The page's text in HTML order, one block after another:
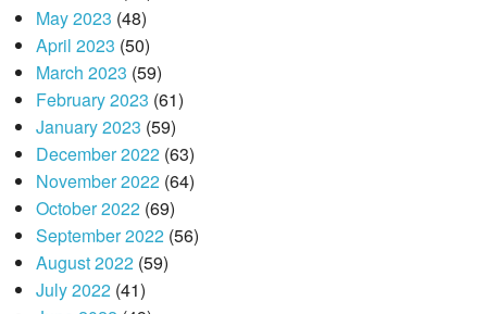
May 2023 (48)
April 2023 (50)
March 2023 (59)
February 2023 (61)
January 2023 (59)
December 2022(63)
November 2022(64)
October 2022(69)
September 2022(56)
August 2022(59)
July 2022(41)